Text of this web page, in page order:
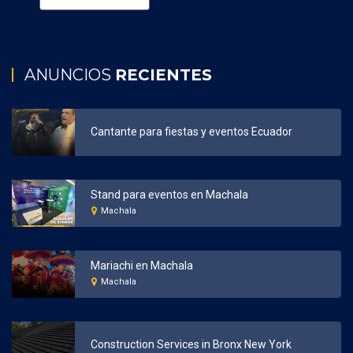
ANUNCIOS RECIENTES
Cantante para fiestas y eventos Ecuador
Stand para eventos en Machala
Machala
Mariachi en Machala
Machala
Construction Services in Bronx New York